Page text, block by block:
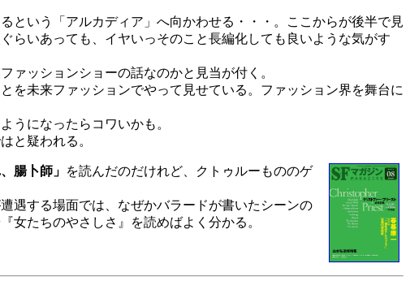
いう「アルカディア」へ向かわせる・・・。ここからが後半で見
らいあっても、イヤいっそのこと長編化しても良いような気がす
ァッションショーの話なのかと見当が付く。
未来ファッションでやって見せている。ファッション界を舞台に
うになったらコワいかも。
と疑われる。
腸卜師」 を読んだのだけれど、クトゥルーもののゲ
遇する場面では、なぜかバラードが書いたシーンの
女たちのやさしさ』を読めばよく分かる。